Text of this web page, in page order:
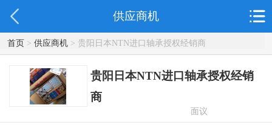
供应商机
首页> 供应商机> 贵阳日本NTN进口轴承授权经销商
贵阳日本NTN进口轴承授权经销
商
面议